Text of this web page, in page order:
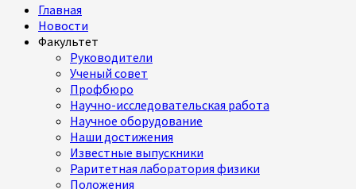
Главная
Новости
Факультет
Руководители
Ученый совет
Профбюро
Научно-исследовательская работа
Научное оборудование
Наши достижения
Известные выпускники
Раритетная лаборатория физики
Положения